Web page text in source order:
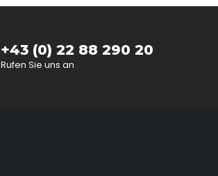
+43 (0) 22 88 290 20
Rufen Sie uns an